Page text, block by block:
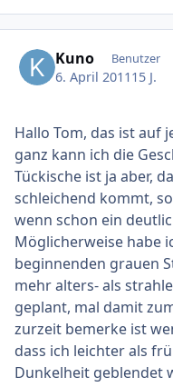
Kuno Benutzer
6. April 2011 15 J.
Hallo Tom, das ist auf
ganz kann ich die
Tückische ist ja aber,
schleichend kommt,
wenn schon ein
Möglicherweise habe
beginnenden grauen
mehr alters- als
geplant, mal damit
zurzeit bemerke ist
dass ich leichter als
Dunkelheit geblendet